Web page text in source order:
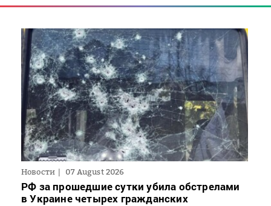
Новости 07 August 2026
РФ за прошедшие сутки убила обстрелами
в Украине четырех гражданских